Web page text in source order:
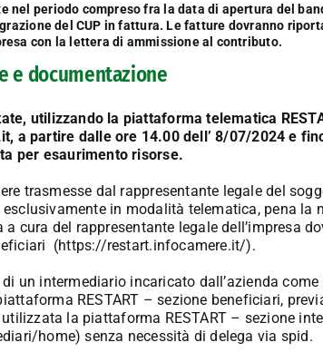
nel periodo compreso fra la data di apertura del
del CUP in fattura. Le fatture dovranno
con la lettera di ammissione al contributo.
e documentazione
utilizzando la piattaforma telematica
, a partire dalle ore 14.00 dell’ 8/07/2024 e
per esaurimento risorse.
trasmesse dal rappresentante legale del
in modalità telematica, pena la
cura del rappresentante legale dell’impresa
(https://restart.infocamere.it/).
un intermediario incaricato dall’azienda
RESTART – sezione beneficiari,
la piattaforma RESTART – sezione
home) senza necessità di delega via spid.